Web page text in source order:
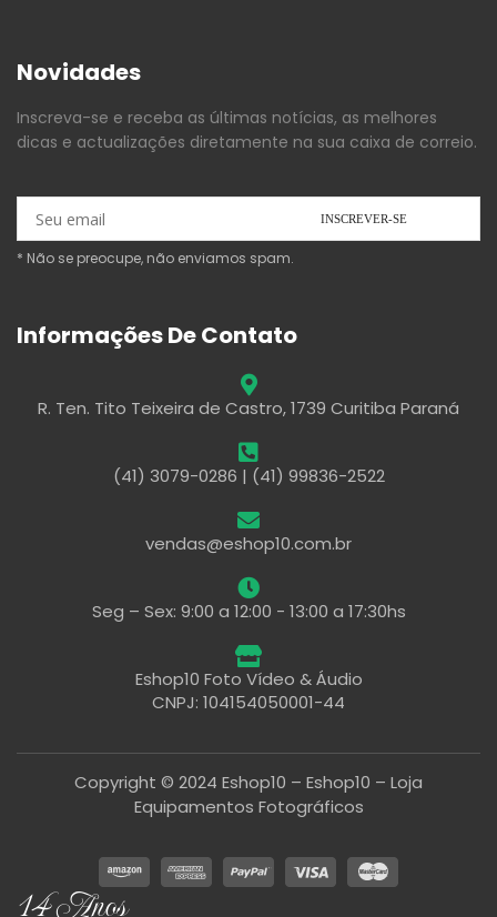
Novidades
Inscreva-se e receba as últimas notícias, as melhores
dicas e actualizações diretamente na sua caixa de correio.
* Não se preocupe, não enviamos spam.
Informações De Contato
R. Ten. Tito Teixeira de Castro, 1739 Curitiba Paraná
(41) 3079-0286 | (41) 99836-2522
vendas@eshop10.com.br
Seg – Sex: 9:00 a 12:00 - 13:00 a 17:30hs
Eshop10 Foto Vídeo & Áudio
CNPJ: 104154050001-44
Copyright © 2024 Eshop10 – Eshop10 – Loja
Equipamentos Fotográficos
14 Anos